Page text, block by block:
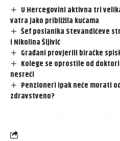
U Hercegovini aktivna tri
vatra jako približila kućama
Šef poslanika Stevandićeve
i Nikolina Šljivić
Građani provjerili biračke
Kolege se oprostile od
nesreći
Penzioneri ipak neće morati
zdravstveno?